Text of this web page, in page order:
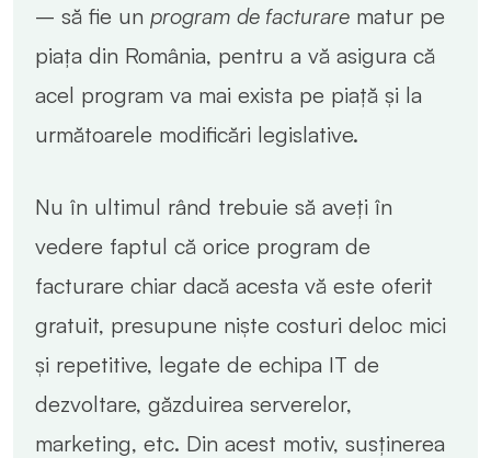
– să fie un program de facturare matur pe
piața din România, pentru a vă asigura că
acel program va mai exista pe piață și la
următoarele modificări legislative.
Nu în ultimul rând trebuie să aveți în
vedere faptul că orice program de
facturare chiar dacă acesta vă este oferit
gratuit, presupune niște costuri deloc mici
și repetitive, legate de echipa IT de
dezvoltare, găzduirea serverelor,
marketing, etc. Din acest motiv, susținerea